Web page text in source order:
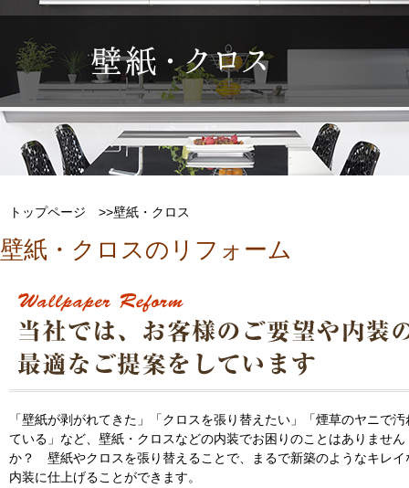
トップページ >>壁紙・クロス
壁紙・クロスのリフォーム
「壁紙が剥がれてきた」「クロスを張り替えたい」「煙草のヤニで汚
ている」など、壁紙・クロスなどの内装でお困りのことはありません
か？ 壁紙やクロスを張り替えることで、まるで新築のようなキレイ
内装に仕上げることができます。